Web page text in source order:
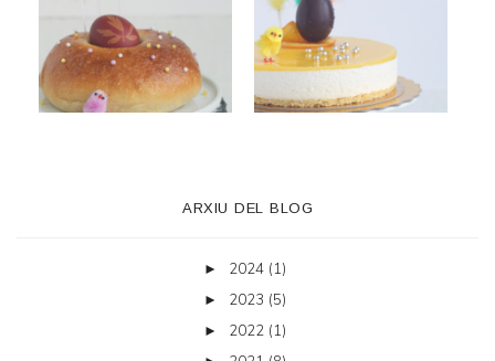
ARXIU DEL BLOG
► 2024 (1)
► 2023 (5)
► 2022 (1)